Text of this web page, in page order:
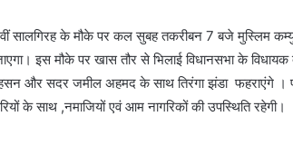
सालगिरह के मौके पर कल सुबह तकरीबन 7 बजे मुस्लिम
इस मौके पर खास तौर से भिलाई विधानसभा के
और सदर जमील अहमद के साथ तिरंगा झंडा फहराएंगे
के साथ ,नमाजियों एवं आम नागरिकों की उपस्थिति रहेगी।